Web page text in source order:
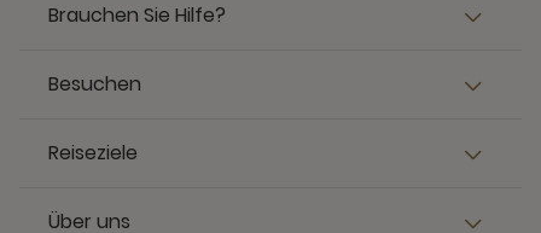
Brauchen Sie Hilfe?
Besuchen
Reiseziele
Über uns